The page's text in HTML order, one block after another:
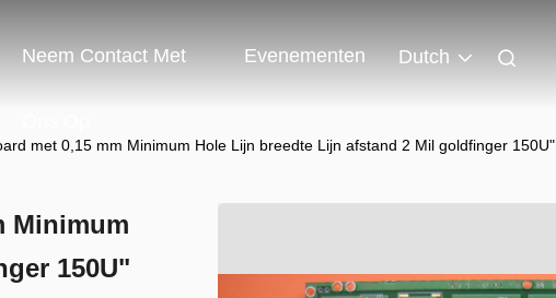
Neem Contact Met Evenementen Dutch
met 0,15 mm Minimum Hole Lijn breedte Lijn afstand 2 Mil goldfinger 150U"
Minimum
150U"